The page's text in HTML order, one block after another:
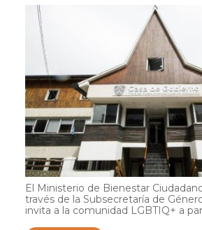
El Ministerio de Bienestar
través de la Subsecretaría de
invita a la comunidad LGBTIQ+ a